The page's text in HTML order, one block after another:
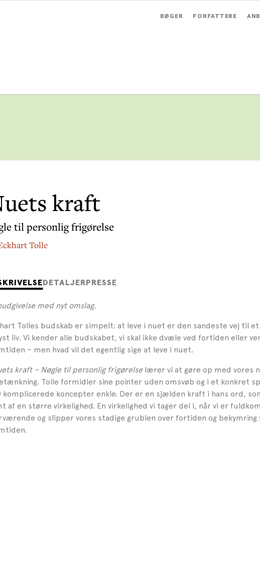
BØGER FORFATTERE
kraft
til personlig frigørelse
Tolle
DETALJER PRESSE
med nyt omslag.
Tolles budskab er simpelt: at leve i nuet er den sandeste vej til
liv. Vi kender alle budskabet, vi skal ikke dvæle ved fortiden eller
– men hvad vil det egentlig sige at leve i nuet.
kraft – Nøgle til personlig frigørelselærer vi at gøre op med vores
Tolle formidler sine pointer uden omsvøb og i et konkret
komplicerede koncepter enkle. Der er en sjælden kraft i hans ord,
af en større virkelighed. En virkelighed vi tager del i, når vi er
og slipper vores stadige grublen over fortiden og bekymring